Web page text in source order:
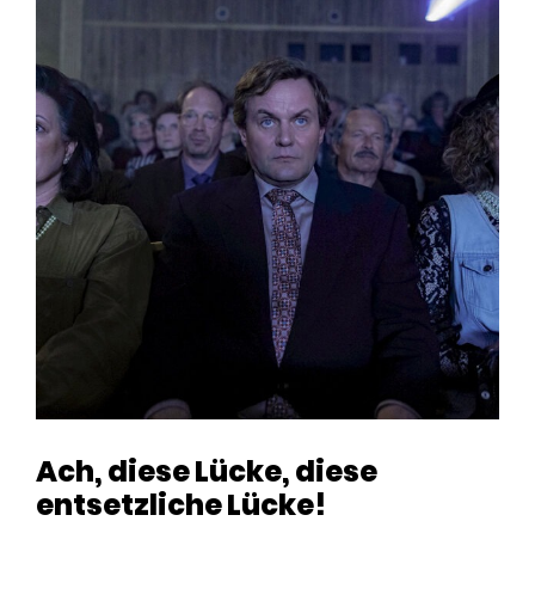
Ach, diese Lücke, diese
entsetzliche Lücke!